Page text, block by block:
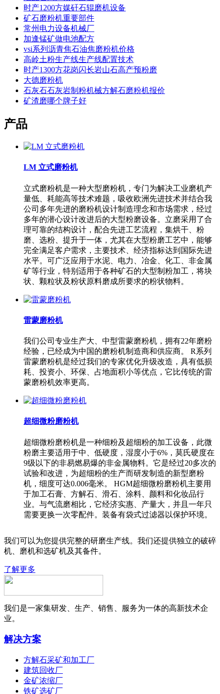
时产1200方媒矸石辊磨机设备
矿石磨粉机重要部件
常州电力设备机械厂
加逢锰矿做电池配方
vsi系列沥青焦石油焦磨粉机价格
高岭土粉生产线生产线配置技术
时产1300方花岗闪长岩山石高产预粉磨
大德磨粉机
石灰石石灰岩制粉机械方解石磨粉机报价
矿渣磨哪个牌子好
产品
LM 立式磨粉机
立式磨粉机是一种大型磨粉机，专门为解决工业磨机产
量低、耗能高等技术难题，吸收欧洲先进技术并结合我
公司多年先进的磨粉机设计制造理念和市场需求，经过
多年的潜心设计改进后的大型粉磨设备。立磨采用了合
理可靠的结构设计，配合先进工艺流程，集烘干、粉
磨、选粉、提升于一体，尤其在大型粉磨工艺中，能够
完全满足客户需求，主要技术、经济指标达到国际先进
水平。可广泛应用于水泥、电力、冶金、化工、非金属
矿等行业，特别适用于各种矿石的大型制粉加工，将块
状、颗粒状及粉状原料磨成所要求的粉状物料。
雷蒙磨粉机
我们公司专业生产大、中型雷蒙磨粉机，拥有22年磨粉
经验，已经成为中国的磨粉机制造商和供应商。 R系列
雷蒙磨粉机是经过我们的专家优化升级改造，具有低损
耗、投资小、环保、占地面积小等优点，它比传统的雷
蒙磨粉机效率更高。
超细微粉磨粉机
超细微粉磨粉机是一种细粉及超细粉的加工设备，此微
粉磨主要适用于中、低硬度，湿度小于6%，莫氏硬度在
9级以下的非易燃易爆的非金属物料。它是经过20多次的
试验和改进，为超细粉的生产而研发制造的新型磨粉
机，细度可达0.006毫米。 HGM超细微粉磨粉机主要用
于加工石膏、方解石、滑石、涂料、颜料和化妆品行
业。与气流磨相比，它经济实惠、产量大，并且一年只
需要更换一次零配件。装备有袋式过滤器以保护环境。
我们可以为您提供完整的研磨生产线。我们还提供独立的破碎
机、磨机和选矿机及其备件。
了解更多
我们是一家集研发、生产、销售、服务为一体的高新技术企
业。
解决方案
方解石采矿和加工厂
建筑回收厂
金矿浓缩厂
铁矿选矿厂